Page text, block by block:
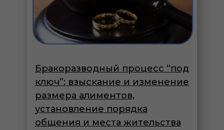
Бракоразводный процесс “под
ключ”: взыскание и изменение
размера алиментов,
установление порядка
общения и места жительства